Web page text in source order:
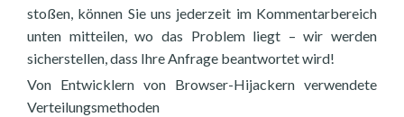
stoßen, können Sie uns jederzeit im Kommentarbereich
unten mitteilen, wo das Problem liegt – wir werden
sicherstellen, dass Ihre Anfrage beantwortet wird!
Von Entwicklern von Browser-Hijackern verwendete
Verteilungsmethoden